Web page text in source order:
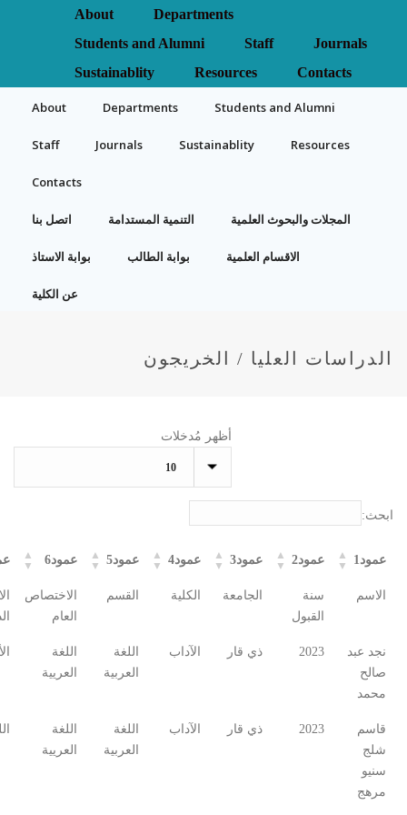
About
Departments
Students and Alumni
Staff
Journals
Sustainablity
Resources Contacts
About Departments Students and Alumni
Staff Journals Sustainablity Resources
Contacts
اتصل بنا التنمية المستدامة المجلات والبحوث العلمية
بوابة الاستاذ بوابة الطالب الاقسام العلمية
عن الكلية
الدراسات العليا / الخريجون
أظهر مُدخلات
ابحث:
عمود1 عمود2 عمود3 عمود4 عمود5 عمود6
الاسم
سنة
القبول
الجامعة الكلية القسم
الاختصاص
العام
نجد عبد
صالح
محمد
2023 ذي قار الآداب
اللغة
العربية
اللغة
العريية
قاسم
شلج
سنيو
مرهج
2023 ذي قار الآداب
اللغة
العربية
اللغة
العريية